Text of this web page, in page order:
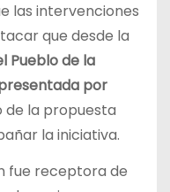
las intervenciones
que desde la
Pueblo de la
por
la propuesta
la iniciativa.
fue receptora de